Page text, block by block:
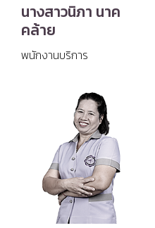
นางสาวนิภา นาค
คล้าย
พนักงานบริการ